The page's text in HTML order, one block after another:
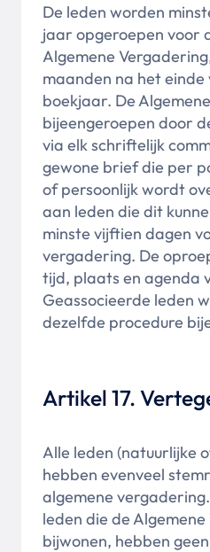
De leden worden
jaar opgeroepen voor
Algemene
maanden na het
boekjaar. De
bijeengeroepen door
via elk schriftelijk
gewone brief die per
of persoonlijk wordt
aan leden die dit
minste vijftien dagen
vergadering. De
tijd, plaats en agenda
Geassocieerde leden
dezelfde procedure
Artikel 17.
Alle leden (natuurlijke
hebben evenveel
algemene
leden die de
bijwonen, hebben